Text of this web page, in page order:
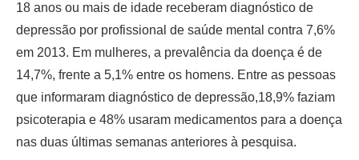
18 anos ou mais de idade receberam diagnóstico de
depressão por profissional de saúde mental contra 7,6%
em 2013. Em mulheres, a prevalência da doença é de
14,7%, frente a 5,1% entre os homens. Entre as pessoas
que informaram diagnóstico de depressão,18,9% faziam
psicoterapia e 48% usaram medicamentos para a doença
nas duas últimas semanas anteriores à pesquisa.